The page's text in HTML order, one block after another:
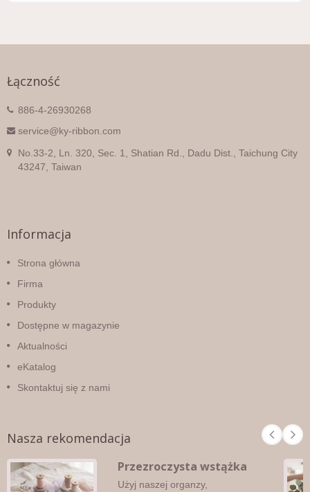
Łączność
886-4-26930268
service@ky-ribbon.com
No.33-2, Ln. 320, Sec. 1, Shatian Rd., Dadu Dist., Taichung City
43247, Taiwan
Informacja
Strona główna
Firma
Produkty
Dostępne w magazynie
Aktualności
eKatalog
Skontaktuj się z nami
Nasza rekomendacja
Przezroczysta wstążka
Użyj naszej organzy,